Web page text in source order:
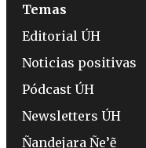
Temas
Editorial ÚH
Noticias positivas
Pódcast ÚH
Newsletters ÚH
Ñandejara Ñe’ẽ